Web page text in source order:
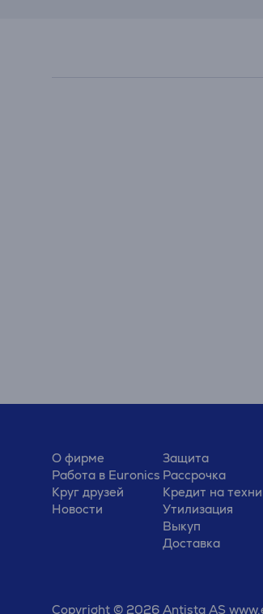
О фирме
Работа в Euronics
Круг друзей
Новости
Защита
Рассрочка
Кредит на
Утилизация
Выкуп
Доставка
Copyright © 2026 Antista AS